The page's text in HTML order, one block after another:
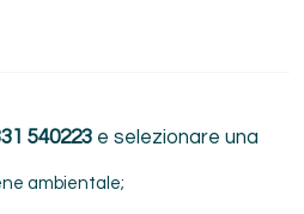
540223 e selezionare una
ambientale;